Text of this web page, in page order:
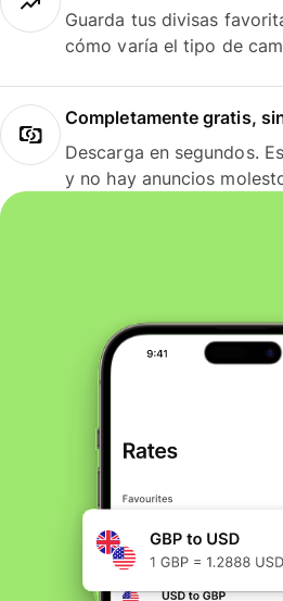
Guarda tus divisas
cómo varía el tipo de
Completamente gratis,
Descarga en segundos.
y no hay anuncios